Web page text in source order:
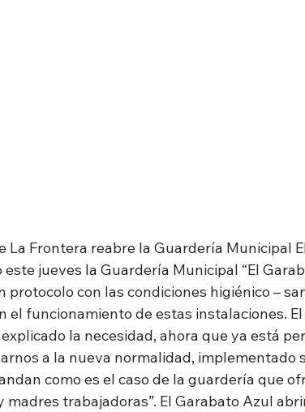
La Frontera reabre la Guardería Municipal
jueves la Guardería Municipal “El
protocolo con las condiciones higiénico –
el funcionamiento de estas instalaciones. El
la necesidad, ahora que ya está
a la nueva normalidad, implementado
como es el caso de la guardería que
trabajadoras”. El Garabato Azul